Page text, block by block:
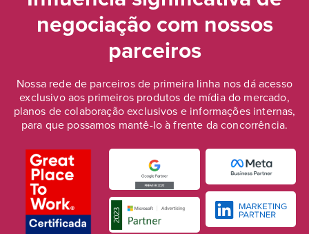
negociaçãocom nossos
parceiros
Nossa rede de parceiros de primeira linha nos dá acesso
exclusivo aos primeiros produtos de mídia do mercado,
planos de colaboração exclusivos e informações internas,
para que possamos mantê-lo à frente da concorrência.